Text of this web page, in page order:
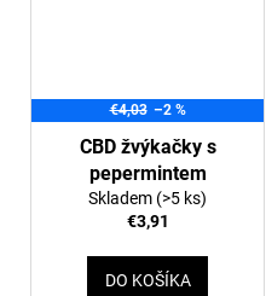
€4,03 –2 %
CBD žvýkačky s
pepermintem
Skladem (>5 ks)
€3,91
DO KOŠÍKA